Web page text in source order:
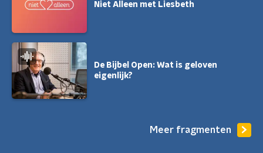
Niet Alleen met Liesbeth
De Bijbel Open: Wat is geloven
eigenlijk?
Meer fragmenten